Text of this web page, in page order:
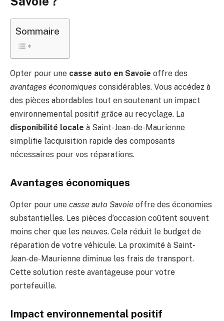
Sommaire
Opter pour une casse auto en Savoie offre des
avantages économiques considérables. Vous accédez à
des pièces abordables tout en soutenant un impact
environnemental positif grâce au recyclage. La
disponibilité locale à Saint-Jean-de-Maurienne
simplifie l’acquisition rapide des composants
nécessaires pour vos réparations.
Avantages économiques
Opter pour une casse auto Savoie offre des économies
substantielles. Les pièces d’occasion coûtent souvent
moins cher que les neuves. Cela réduit le budget de
réparation de votre véhicule. La proximité à Saint-
Jean-de-Maurienne diminue les frais de transport.
Cette solution reste avantageuse pour votre
portefeuille.
Impact environnemental positif